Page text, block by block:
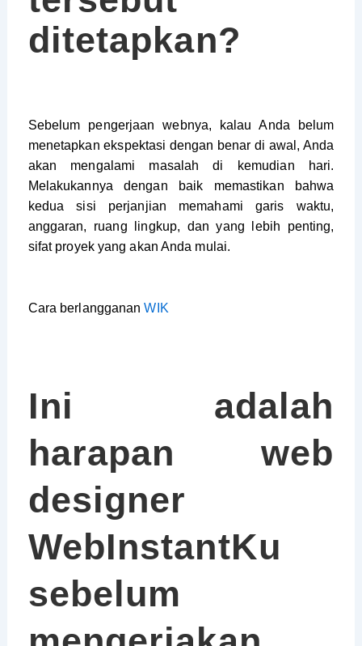
ditetapkan?
Sebelum pengerjaan webnya, kalau Anda belum
menetapkan ekspektasi dengan benar di awal, Anda
akan mengalami masalah di kemudian hari.
Melakukannya dengan baik memastikan bahwa
kedua sisi perjanjian memahami garis waktu,
anggaran, ruang lingkup, dan yang lebih penting,
sifat proyek yang akan Anda mulai.
Cara berlanggananWIK
Ini adalah
harapan web
designer
WebInstantKu
sebelum